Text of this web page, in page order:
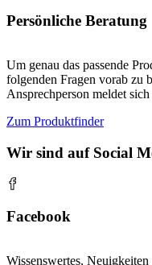
Persönliche Beratung
Um genau das passende
folgenden Fragen vorab zu
Ansprechperson meldet
Zum Produktfinder
Wir sind auf Social
Facebook
Wissenswertes,